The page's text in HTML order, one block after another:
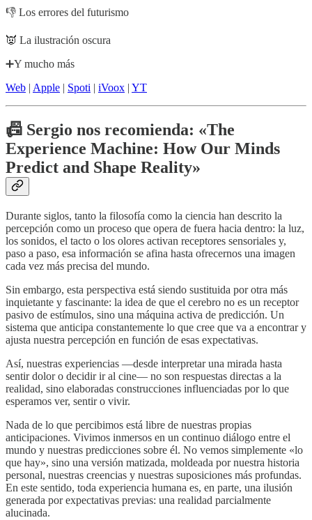
👎 Los errores del futurismo
👿 La ilustración oscura
➕Y mucho más
Web Apple Spoti iVoox YT
📠 Sergio nos recomienda: «The
Experience Machine: How Our Minds
Predict and Shape Reality»
Durante siglos, tanto la filosofía como la ciencia han descrito la
percepción como un proceso que opera de fuera hacia dentro: la luz,
los sonidos, el tacto o los olores activan receptores sensoriales y,
paso a paso, esa información se afina hasta ofrecernos una imagen
cada vez más precisa del mundo.
Sin embargo, esta perspectiva está siendo sustituida por otra más
inquietante y fascinante: la idea de que el cerebro no es un receptor
pasivo de estímulos, sino una máquina activa de predicción. Un
sistema que anticipa constantemente lo que cree que va a encontrar y
ajusta nuestra percepción en función de esas expectativas.
Así, nuestras experiencias —desde interpretar una mirada hasta
sentir dolor o decidir ir al cine— no son respuestas directas a la
realidad, sino elaboradas construcciones influenciadas por lo que
esperamos ver, sentir o vivir.
Nada de lo que percibimos está libre de nuestras propias
anticipaciones. Vivimos inmersos en un continuo diálogo entre el
mundo y nuestras predicciones sobre él. No vemos simplemente «lo
que hay», sino una versión matizada, moldeada por nuestra historia
personal, nuestras creencias y nuestras suposiciones más profundas.
En este sentido, toda experiencia humana es, en parte, una ilusión
generada por expectativas previas: una realidad parcialmente
alucinada.